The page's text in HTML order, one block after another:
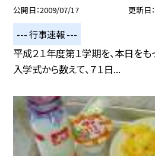
公開日 2009/07/17 更新日
--- 行事速報 ---
平成２１年度第１学期を、本日をも
入学式から数えて、７１日...